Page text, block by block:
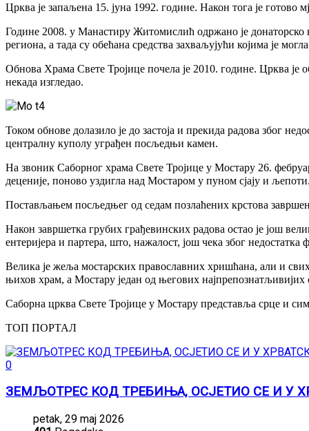
Црква је запаљена 15. јуна 1992. године. Након тога је
Године 2008. у Манастиру Житомислић одржано је
региона, а тада су обећана средства захваљујући којима је
Обнова Храма Свете Тројице почела је 2010. године. Црква је
некада изгледао.
Током обнове долазило је до застоја и прекида радова због
централну куполу уграђен посљедњи камен.
На звоник Саборног храма Свете Тројице у Мостару 26.
деценије, поново уздигла над Мостаром у пуном сјају и
Постављањем посљедњег од седам позлаћених крстова
Након завршетка грубих грађевинских радова остао је још
ентеријера и партера, што, нажалост, још чека због недостатка
Велика је жеља мостарских православних хришћана, али и
њихов храм, а Мостару један од његових најпрепознатљивијих
Саборна црква Свете Тројице у Мостару представља срце и
ТОП ПОРТАЛ
0
ЗЕМЉОТРЕС КОД ТРЕБИЊА, ОСЈЕТИО СЕ И У
petak, 29 maj 2026